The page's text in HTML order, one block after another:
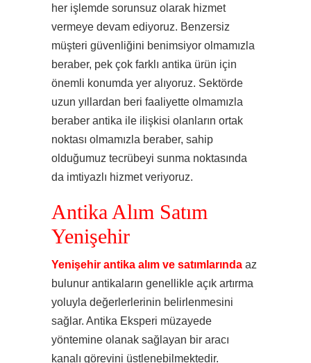
her işlemde sorunsuz olarak hizmet
vermeye devam ediyoruz. Benzersiz
müşteri güvenliğini benimsiyor olmamızla
beraber, pek çok farklı antika ürün için
önemli konumda yer alıyoruz. Sektörde
uzun yıllardan beri faaliyette olmamızla
beraber antika ile ilişkisi olanların ortak
noktası olmamızla beraber, sahip
olduğumuz tecrübeyi sunma noktasında
da imtiyazlı hizmet veriyoruz.
Antika Alım Satım
Yenişehir
Yenişehir antika alım ve satımlarında az
bulunur antikaların genellikle açık artırma
yoluyla değerlerlerinin belirlenmesini
sağlar. Antika Eksperi müzayede
yöntemine olanak sağlayan bir aracı
kanalı görevini üstlenebilmektedir.